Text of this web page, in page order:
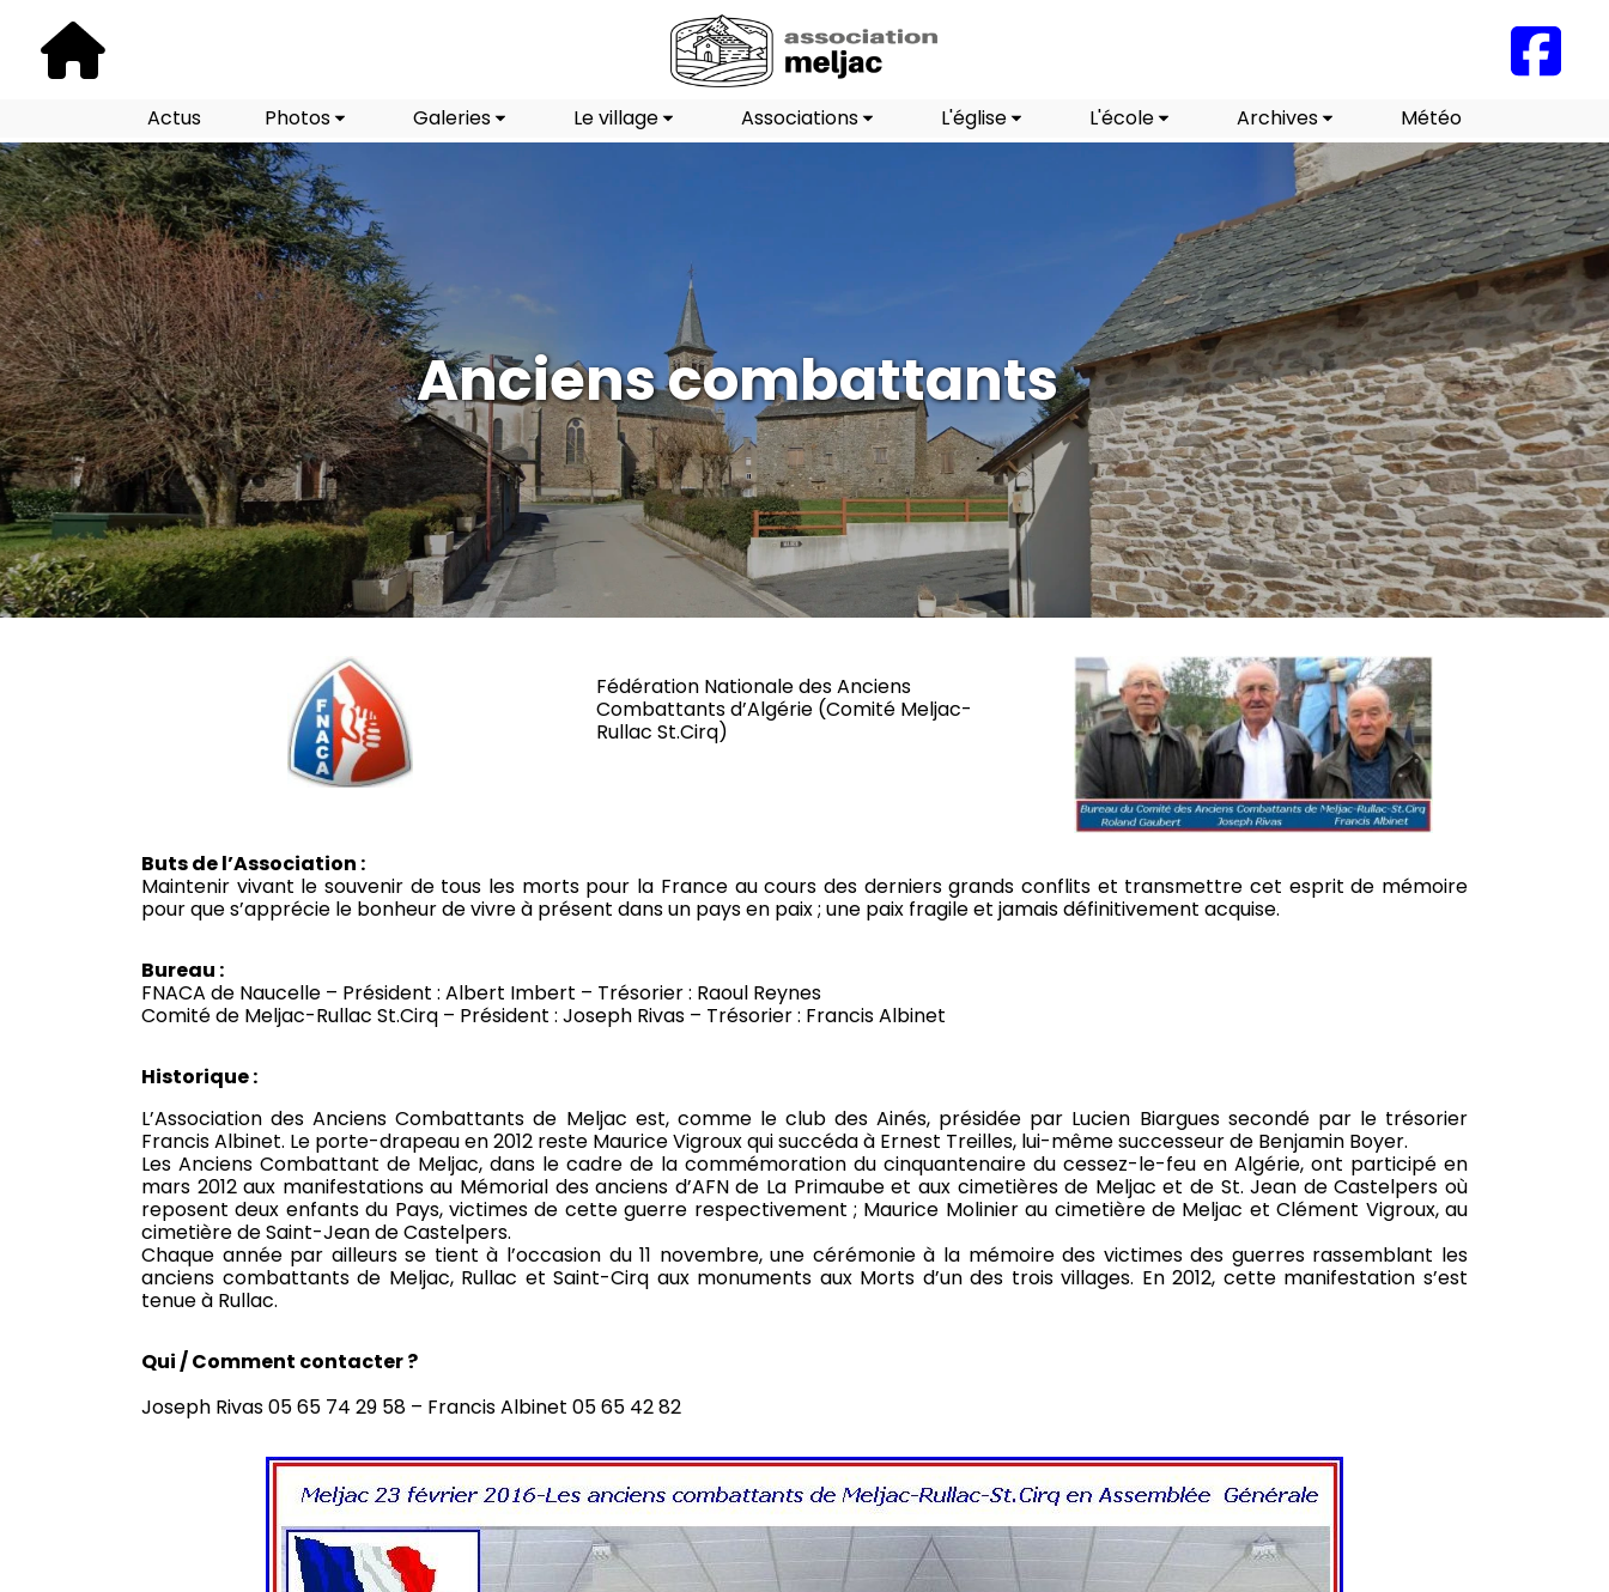
Actus Photos Galeries Le village Associations L'église L'école Archives Météo
Anciens combattants
Fédération Nationale des Anciens
Combattants d’Algérie (Comité Meljac-
Rullac St.Cirq)
Buts de l’Association :
Maintenir vivant le souvenir de tous les morts pour la France au cours des derniers grands conflits et transmettre cet esprit de mémoire
pour que s’apprécie le bonheur de vivre à présent dans un pays en paix ; une paix fragile et jamais définitivement acquise.
Bureau :
FNACA de Naucelle – Président : Albert Imbert – Trésorier : Raoul Reynes
Comité de Meljac-Rullac St.Cirq – Président : Joseph Rivas – Trésorier : Francis Albinet
Historique :
L’Association des Anciens Combattants de Meljac est, comme le club des Ainés, présidée par Lucien Biargues secondé par le trésorier
Francis Albinet. Le porte-drapeau en 2012 reste Maurice Vigroux qui succéda à Ernest Treilles, lui-même successeur de Benjamin Boyer.
Les Anciens Combattant de Meljac, dans le cadre de la commémoration du cinquantenaire du cessez-le-feu en Algérie, ont participé en
mars 2012 aux manifestations au Mémorial des anciens d’AFN de La Primaube et aux cimetières de Meljac et de St. Jean de Castelpers où
reposent deux enfants du Pays, victimes de cette guerre respectivement ; Maurice Molinier au cimetière de Meljac et Clément Vigroux, au
cimetière de Saint-Jean de Castelpers.
Chaque année par ailleurs se tient à l’occasion du 11 novembre, une cérémonie à la mémoire des victimes des guerres rassemblant les
anciens combattants de Meljac, Rullac et Saint-Cirq aux monuments aux Morts d’un des trois villages. En 2012, cette manifestation s’est
tenue à Rullac.
Qui / Comment contacter ?
Joseph Rivas 05 65 74 29 58 – Francis Albinet 05 65 42 82